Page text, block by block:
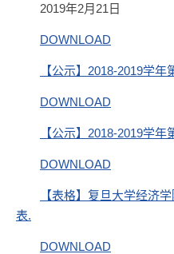
2019年2月21日
DOWNLOAD
【公示】2018-2019学
DOWNLOAD
【公示】2018-2019学
DOWNLOAD
【表格】复旦大学经济
表.
DOWNLOAD